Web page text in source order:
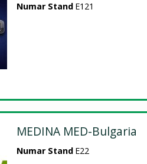
Numar Stand E121
MEDINA MED-Bulgaria
Numar Stand E22